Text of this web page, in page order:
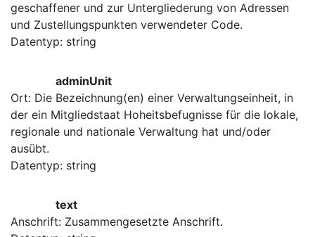
geschaffener und zur Untergliederung von Adressen
und Zustellungspunkten verwendeter Code.
Datentyp: string
adminUnit
Ort: Die Bezeichnung(en) einer Verwaltungseinheit, in
der ein Mitgliedstaat Hoheitsbefugnisse für die lokale,
regionale und nationale Verwaltung hat und/oder
ausübt.
Datentyp: string
text
Anschrift: Zusammengesetzte Anschrift.